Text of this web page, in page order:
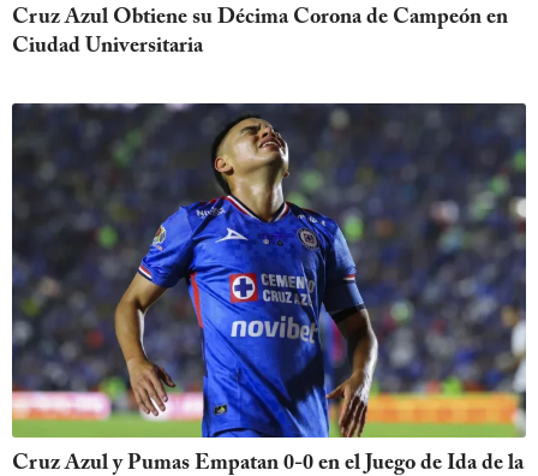
Cruz Azul Obtiene su Décima Corona de Campeón en
Ciudad Universitaria
Cruz Azul y Pumas Empatan 0-0 en el Juego de Ida de la